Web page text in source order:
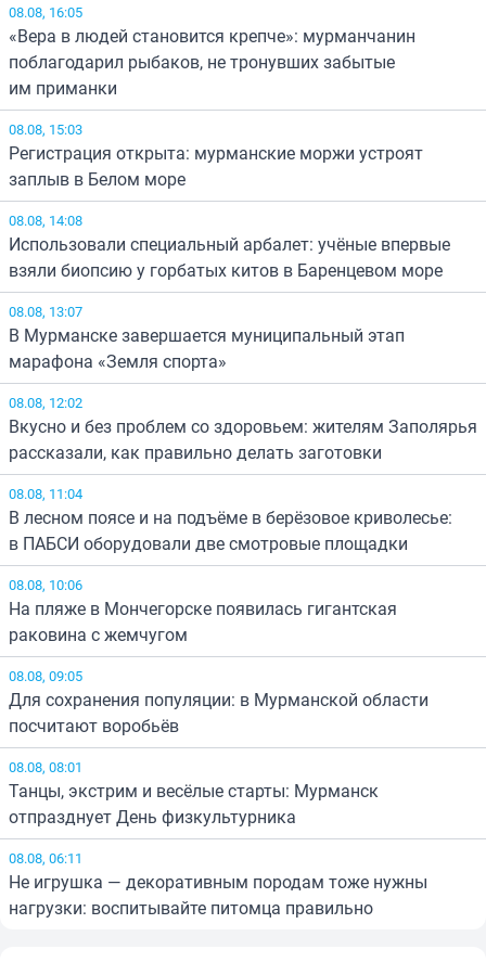
08.08, 16:05
«Вера в людей становится крепче»: мурманчанин
поблагодарил рыбаков, не тронувших забытые
им приманки
08.08, 15:03
Регистрация открыта: мурманские моржи устроят
заплыв в Белом море
08.08, 14:08
Использовали специальный арбалет: учёные впервые
взяли биопсию у горбатых китов в Баренцевом море
08.08, 13:07
В Мурманске завершается муниципальный этап
марафона «Земля спорта»
08.08, 12:02
Вкусно и без проблем со здоровьем: жителям Заполярья
рассказали, как правильно делать заготовки
08.08, 11:04
В лесном поясе и на подъёме в берёзовое криволесье:
в ПАБСИ оборудовали две смотровые площадки
08.08, 10:06
На пляже в Мончегорске появилась гигантская
раковина с жемчугом
08.08, 09:05
Для сохранения популяции: в Мурманской области
посчитают воробьёв
08.08, 08:01
Танцы, экстрим и весёлые старты: Мурманск
отпразднует День физкультурника
08.08, 06:11
Не игрушка — декоративным породам тоже нужны
нагрузки: воспитывайте питомца правильно